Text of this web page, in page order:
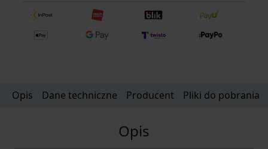
Opis Dane techniczne Producent Pliki do pobrania
Opis